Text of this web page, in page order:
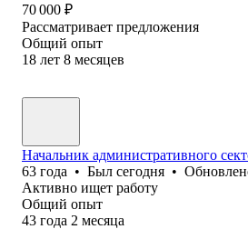
70 000 ₽
Рассматривает предложения
Общий опыт
18 лет 8 месяцев
Начальник административного
63 года • Был сегодня •
Активно ищет работу
Общий опыт
43 года 2 месяца